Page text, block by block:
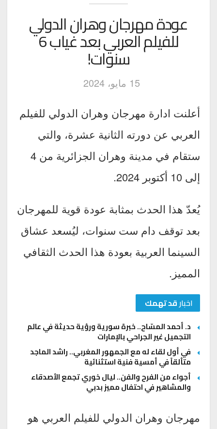
عودة مهرجان وهران الدولي
للفيلم العربي بعد غياب 6
سنوات!
15 مايو، 2024
أعلنت ادارة مهرجان وهران الدولي للفيلم
العربي عن دورته الثانية عشرة، والتي
ستقام في مدينة وهران الجزائرية من 4
إلى 10 أكتوبر 2024.
يُعدّ هذا الحدث بمثابة عودة قوية للمهرجان
بعد توقف دام ست سنوات، ليُسعد عشاق
السينما العربية بعودة هذا الحدث الثقافي
المميز.
اخبارقد تهمك
د. أحمد المسّاح.. خبرة سورية ورؤية حديثة في عالم
التجميل غير الجراحي بالإمارات
في أول لقاء له مع الجمهور المغربي.. راشد الماجد
متألقاً في أمسية فنية استثنائية
أجواء من الفرح والفن.. ليال خوري تجمع الأصدقاء
والمشاهير في احتفال مميز بدبي
مهرجان وهران الدولي للفيلم العربي هو